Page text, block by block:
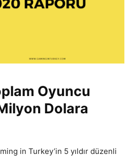
Oyuncu
Dolara
in Turkey’in 5 yıldır düzenli